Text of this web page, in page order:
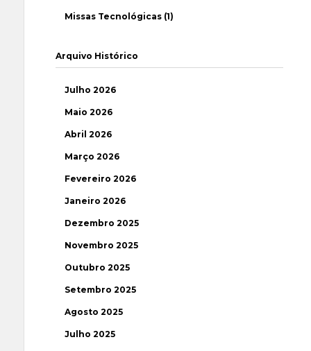
Missas Tecnológicas (1)
Arquivo Histórico
Julho 2026
Maio 2026
Abril 2026
Março 2026
Fevereiro 2026
Janeiro 2026
Dezembro 2025
Novembro 2025
Outubro 2025
Setembro 2025
Agosto 2025
Julho 2025